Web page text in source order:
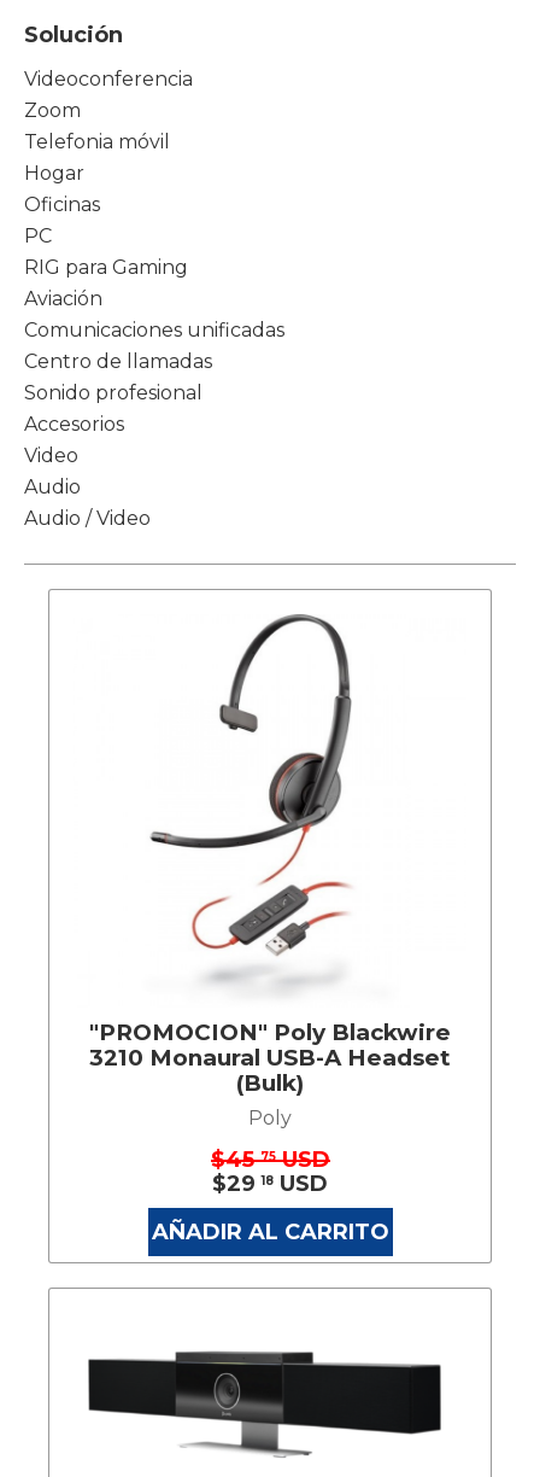
Solución
Videoconferencia
Zoom
Telefonia móvil
Hogar
Oficinas
PC
RIG para Gaming
Aviación
Comunicaciones unificadas
Centro de llamadas
Sonido profesional
Accesorios
Video
Audio
Audio / Video
"PROMOCION" Poly Blackwire
3210 Monaural USB-A Headset
(Bulk)
Poly
$4575USD
$2918 USD
AÑADIR AL CARRITO